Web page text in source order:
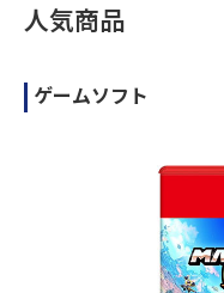
人気商品
ゲームソフト